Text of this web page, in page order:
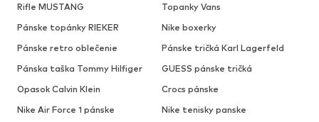
Rifle MUSTANG
Topanky Vans
Pánske topánky RIEKER
Nike boxerky
Pánske retro oblečenie
Pánske tričká Karl Lagerfeld
Pánska taška Tommy Hilfiger
GUESS pánske tričká
Opasok Calvin Klein
Crocs pánske
Nike Air Force 1 pánske
Nike tenisky panske